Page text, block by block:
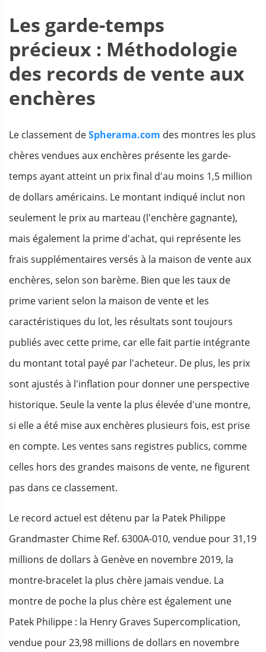
Les garde-temps
précieux : Méthodologie
des records de vente aux
enchères
Le classement deSpherama.com des montres les plus
chères vendues aux enchères présente les garde-
temps ayant atteint un prix final d'au moins 1,5 million
de dollars américains. Le montant indiqué inclut non
seulement le prix au marteau (l'enchère gagnante),
mais également la prime d'achat, qui représente les
frais supplémentaires versés à la maison de vente aux
enchères, selon son barème. Bien que les taux de
prime varient selon la maison de vente et les
caractéristiques du lot, les résultats sont toujours
publiés avec cette prime, car elle fait partie intégrante
du montant total payé par l'acheteur. De plus, les prix
sont ajustés à l'inflation pour donner une perspective
historique. Seule la vente la plus élevée d'une montre,
si elle a été mise aux enchères plusieurs fois, est prise
en compte. Les ventes sans registres publics, comme
celles hors des grandes maisons de vente, ne figurent
pas dans ce classement.
Le record actuel est détenu par la Patek Philippe
Grandmaster Chime Ref. 6300A-010, vendue pour 31,19
millions de dollars à Genève en novembre 2019, la
montre-bracelet la plus chère jamais vendue. La
montre de poche la plus chère est également une
Patek Philippe : la Henry Graves Supercomplication,
vendue pour 23,98 millions de dollars en novembre